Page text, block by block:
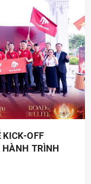
KICK-OFF
HÀNH TRÌNH